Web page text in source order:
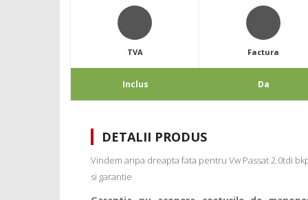
TVA
Inclus
Factura
Da
DETALII PRODUS
Vindem aripa dreapta fata pentru Vw Passat 2.0tdi
si garantie